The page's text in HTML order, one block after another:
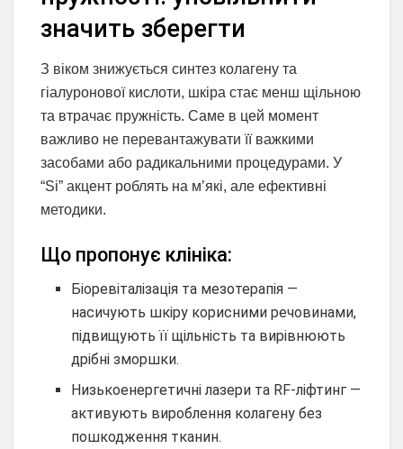
значить зберегти
З віком знижується синтез колагену та
гіалуронової кислоти, шкіра стає менш щільною
та втрачає пружність. Саме в цей момент
важливо не перевантажувати її важкими
засобами або радикальними процедурами. У
“Si” акцент роблять на м’які, але ефективні
методики.
Що пропонує клініка:
Біоревіталізація та мезотерапія —
насичують шкіру корисними речовинами,
підвищують її щільність та вирівнюють
дрібні зморшки.
Низькоенергетичні лазери та RF-ліфтинг —
активують вироблення колагену без
пошкодження тканин.